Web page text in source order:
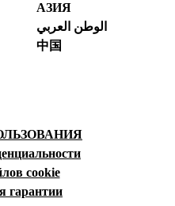
АЗИЯ
الوطن العربي
中国
cookie
гарантии